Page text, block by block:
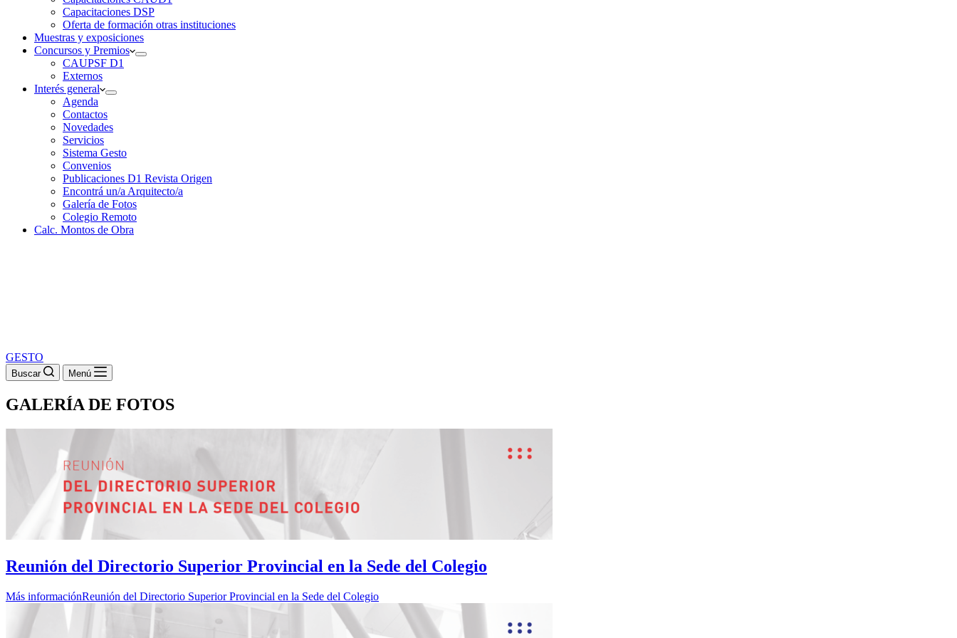
Capacitaciones DSP
Oferta de formación otras instituciones
Muestras y exposiciones
Concursos y Premios
CAUPSF D1
Externos
Interés general
Agenda
Contactos
Novedades
Servicios
Sistema Gesto
Convenios
Publicaciones D1 Revista Origen
Encontrá un/a Arquitecto/a
Galería de Fotos
Colegio Remoto
Calc. Montos de Obra
GESTO
Buscar Menú
GALERÍA DE FOTOS
Reunión del Directorio Superior Provincial en la Sede del Colegio
Más informaciónReunión del Directorio Superior Provincial en la Sede del Colegio